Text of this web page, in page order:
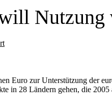
Nutzung
Euro zur Unterstützung der
in 28 Ländern gehen, die